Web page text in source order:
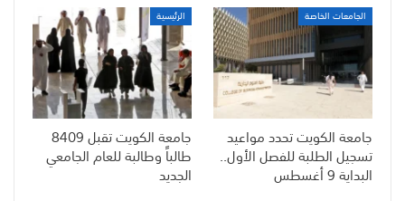
الجامعات الخاصة
جامعة الكويت تحدد مواعيد
تسجيل الطلبة للفصل الأول..
البداية 9 أغسطس
الرئيسية
جامعة الكويت تقبل 8409
طالباً وطالبة للعام الجامعي
الجديد